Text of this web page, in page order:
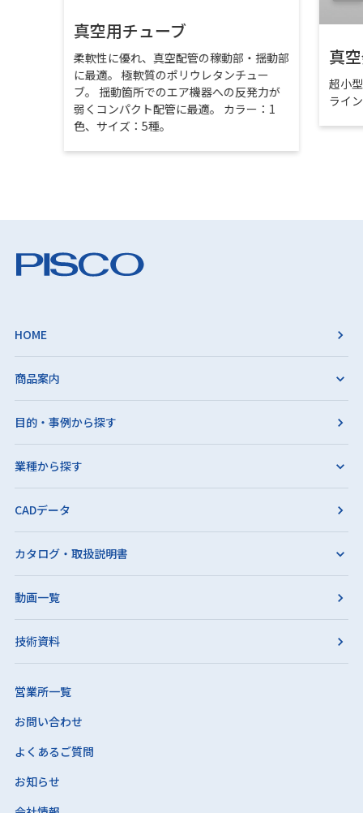
真空用チューブ
柔軟性に優れ、真空配管の稼動部・揺動部
に最適。 極軟質のポリウレタンチュー
ブ。 揺動箇所でのエア機器への反発力が
弱くコンパクト配管に最適。 カラー：1
色、サイズ：5種。
真
超小
ライ
HOME
商品案内
目的・事例から探す
業種から探す
CADデータ
カタログ・取扱説明書
動画一覧
技術資料
営業所一覧
お問い合わせ
よくあるご質問
お知らせ